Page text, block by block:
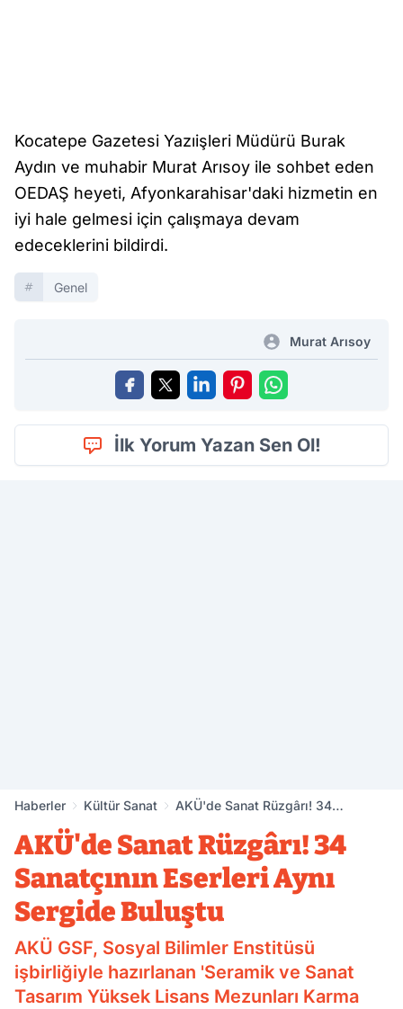
Kocatepe Gazetesi Yazıişleri Müdürü Burak
Aydın ve muhabir Murat Arısoy ile sohbet eden
OEDAŞ heyeti, Afyonkarahisar'daki hizmetin en
iyi hale gelmesi için çalışmaya devam
edeceklerini bildirdi.
Genel
Murat Arısoy
İlk Yorum Yazan Sen Ol!
Haberler Kültür Sanat
AKÜ'de Sanat Rüzgârı! 34
Buluştu
AKÜ'de Sanat Rüzgârı! 34
Sanatçının Eserleri Aynı
Sergide Buluştu
AKÜ GSF, Sosyal Bilimler Enstitüsü
işbirliğiyle hazırlanan 'Seramik ve Sanat
Tasarım Yüksek Lisans Mezunları Karma